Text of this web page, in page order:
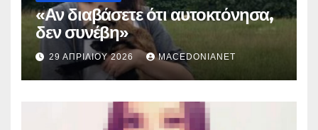
«Αν διαβάσετε ότι αυτοκτόνησα,
δεν συνέβη»
29 ΑΠΡΙΛΊΟΥ 2026 MACEDONIANET